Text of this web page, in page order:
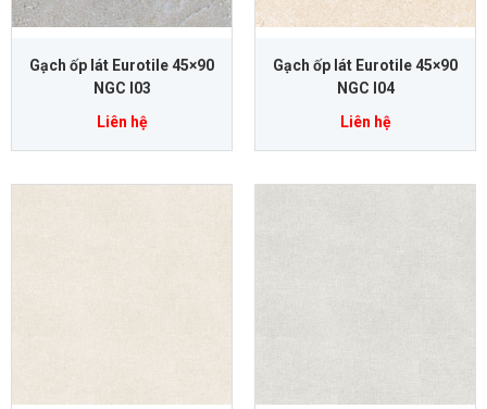
Gạch ốp lát Eurotile 45×90
NGC I03
Liên hệ
Gạch ốp lát Eurotile 45×90
NGC I04
Liên hệ